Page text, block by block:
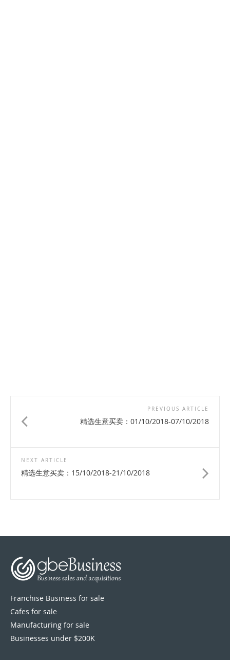
PREVIOUS ARTICLE
精选生意买卖：01/10/2018-07/10/2018
NEXT ARTICLE
精选生意买卖：15/10/2018-21/10/2018
Franchise Business for sale
Cafes for sale
Manufacturing for sale
Businesses under $200K